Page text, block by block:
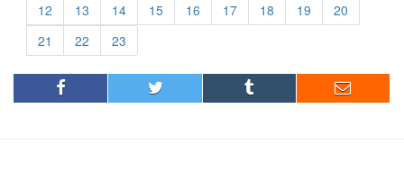
12
13 14 15 16 17 18 19
20
21
22 23